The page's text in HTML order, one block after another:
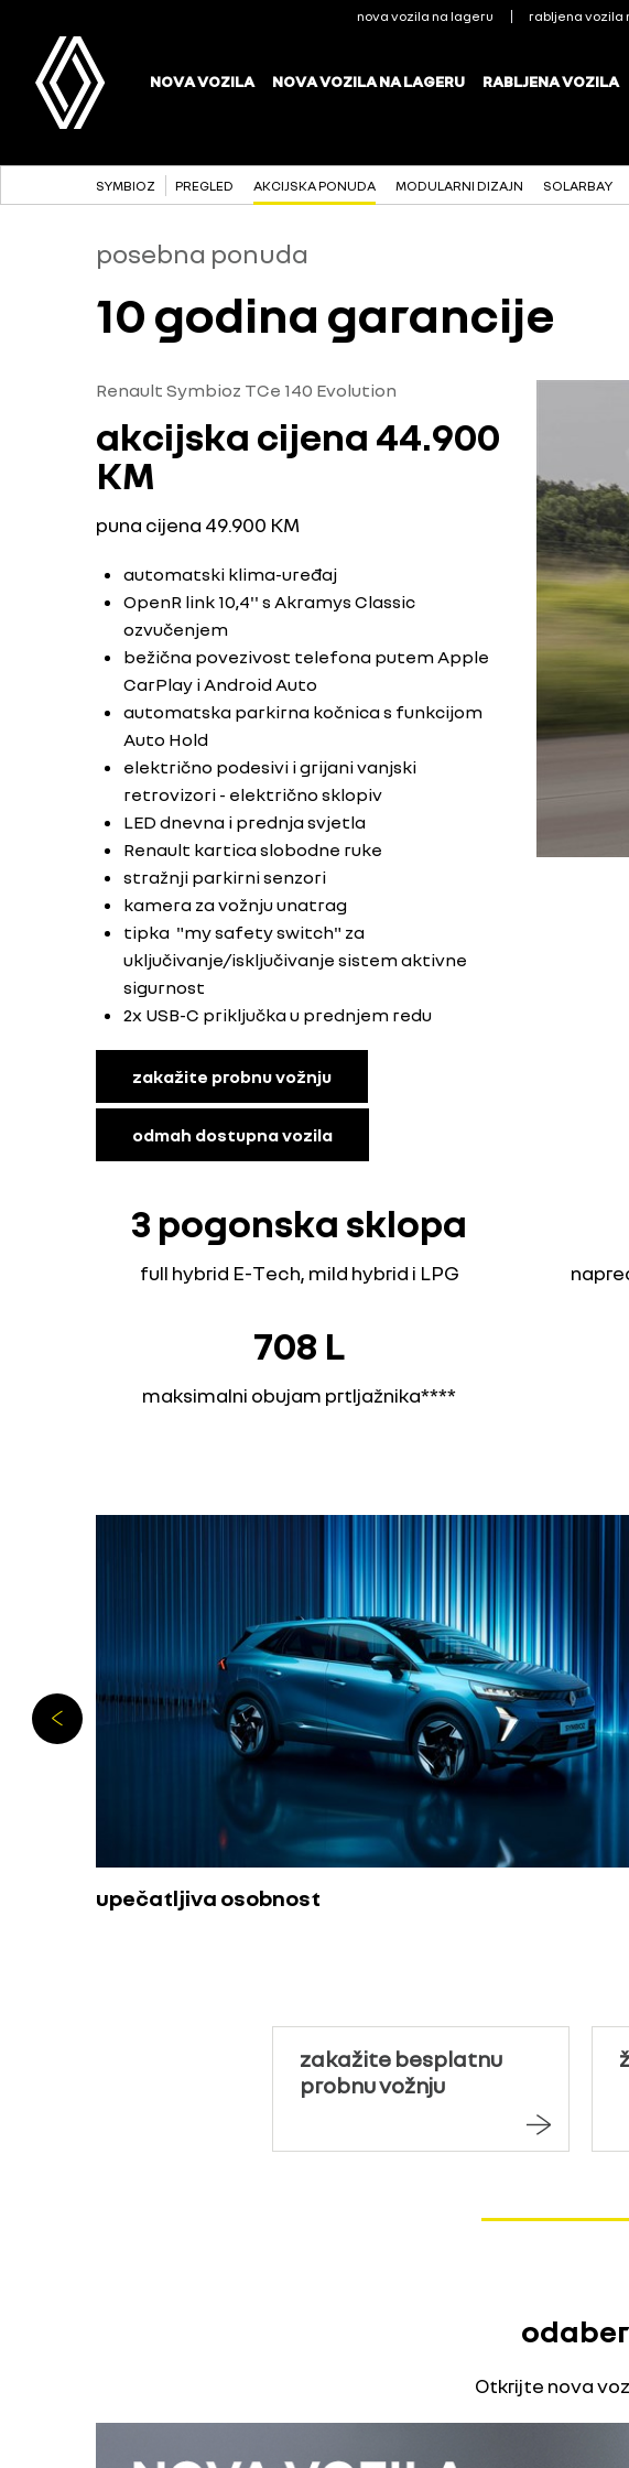
SYMBIOZ PREGLED AKCIJSKA PONUDA MODULARNI DIZAJN SOLARBAY
posebna ponuda
10 godina garancije
Renault Symbioz TCe 140 Evolution
akcijska cijena 44.900
KM
puna cijena 49.900 KM
automatski klima-uređaj
OpenR link 10,4'' s Akramys Classic
ozvučenjem
bežična povezivost telefona putem Apple
CarPlay i Android Auto
automatska parkirna kočnica s funkcijom
Auto Hold
električno podesivi i grijani vanjski
retrovizori - električno sklopiv
LED dnevna i prednja svjetla
Renault kartica slobodne ruke
stražnji parkirni senzori
kamera za vožnju unatrag
tipka "my safety switch" za
uključivanje/isključivanje sistem aktivne
sigurnost
2x USB-C priključka u prednjem redu
zakažite probnu vožnju
odmah dostupna vozila
3 pogonska sklopa
full hybrid E-Tech, mild hybrid i LPG
708 L
maksimalni obujam prtljažnika****
upečatljiva osobnost
zakažite besplatnu
probnu vožnju
Otkrijte nova